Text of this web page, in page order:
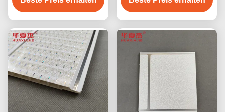
Wandplatte zur
Größe
Platten-Wand